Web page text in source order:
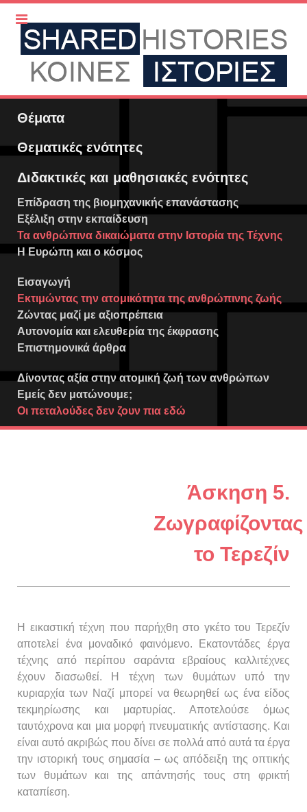
Θέματα
Θεματικές ενότητες
Διδακτικές και μαθησιακές ενότητες
Επίδραση της βιομηχανικής επανάστασης
Εξέλιξη στην εκπαίδευση
Τα ανθρώπινα δικαιώματα στην Ιστορία της Τέχνης
Η Ευρώπη και ο κόσμος
Εισαγωγή
Εκτιμώντας την ατομικότητα της ανθρώπινης ζωής
Ζώντας μαζί με αξιοπρέπεια
Αυτονομία και ελευθερία της έκφρασης
Επιστημονικά άρθρα
Δίνοντας αξία στην ατομική ζωή των ανθρώπων
Εμείς δεν ματώνουμε;
Οι πεταλούδες δεν ζουν πια εδώ
Άσκηση 5.
Ζωγραφίζοντας
το Τερεζίν
Η εικαστική τέχνη που παρήχθη στο γκέτο του Τερεζίν
αποτελεί ένα μοναδικό φαινόμενο. Εκατοντάδες έργα
τέχνης από περίπου σαράντα εβραίους καλλιτέχνες
έχουν διασωθεί. Η τέχνη των θυμάτων υπό την
κυριαρχία των Ναζί μπορεί να θεωρηθεί ως ένα είδος
τεκμηρίωσης και μαρτυρίας. Αποτελούσε όμως
ταυτόχρονα και μια μορφή πνευματικής αντίστασης. Και
είναι αυτό ακριβώς που δίνει σε πολλά από αυτά τα έργα
την ιστορική τους σημασία – ως απόδειξη της οπτικής
των θυμάτων και της απάντησής τους στη φρικτή
καταπίεση.